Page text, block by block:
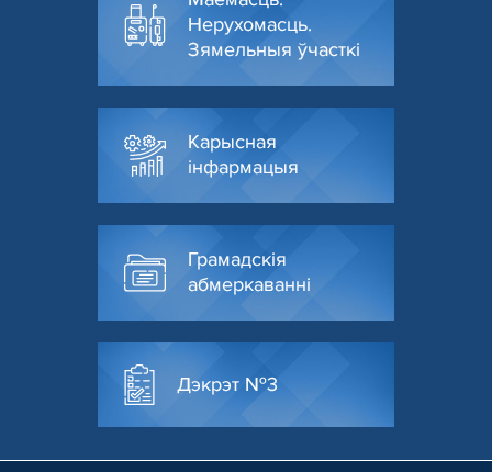
Нерухомасць.
Зямельныя ўчасткі
Карысная
інфармацыя
Грамадскія
абмеркаванні
Дэкрэт №3